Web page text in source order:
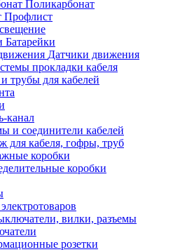
Поликарбонат
Профлист
Батарейки
Датчики движения
прокладки кабеля
трубы для кабелей
канал
и соединители кабелей
для кабеля, гофры, труб
коробки
коробки
вилки, разъемы
розетки